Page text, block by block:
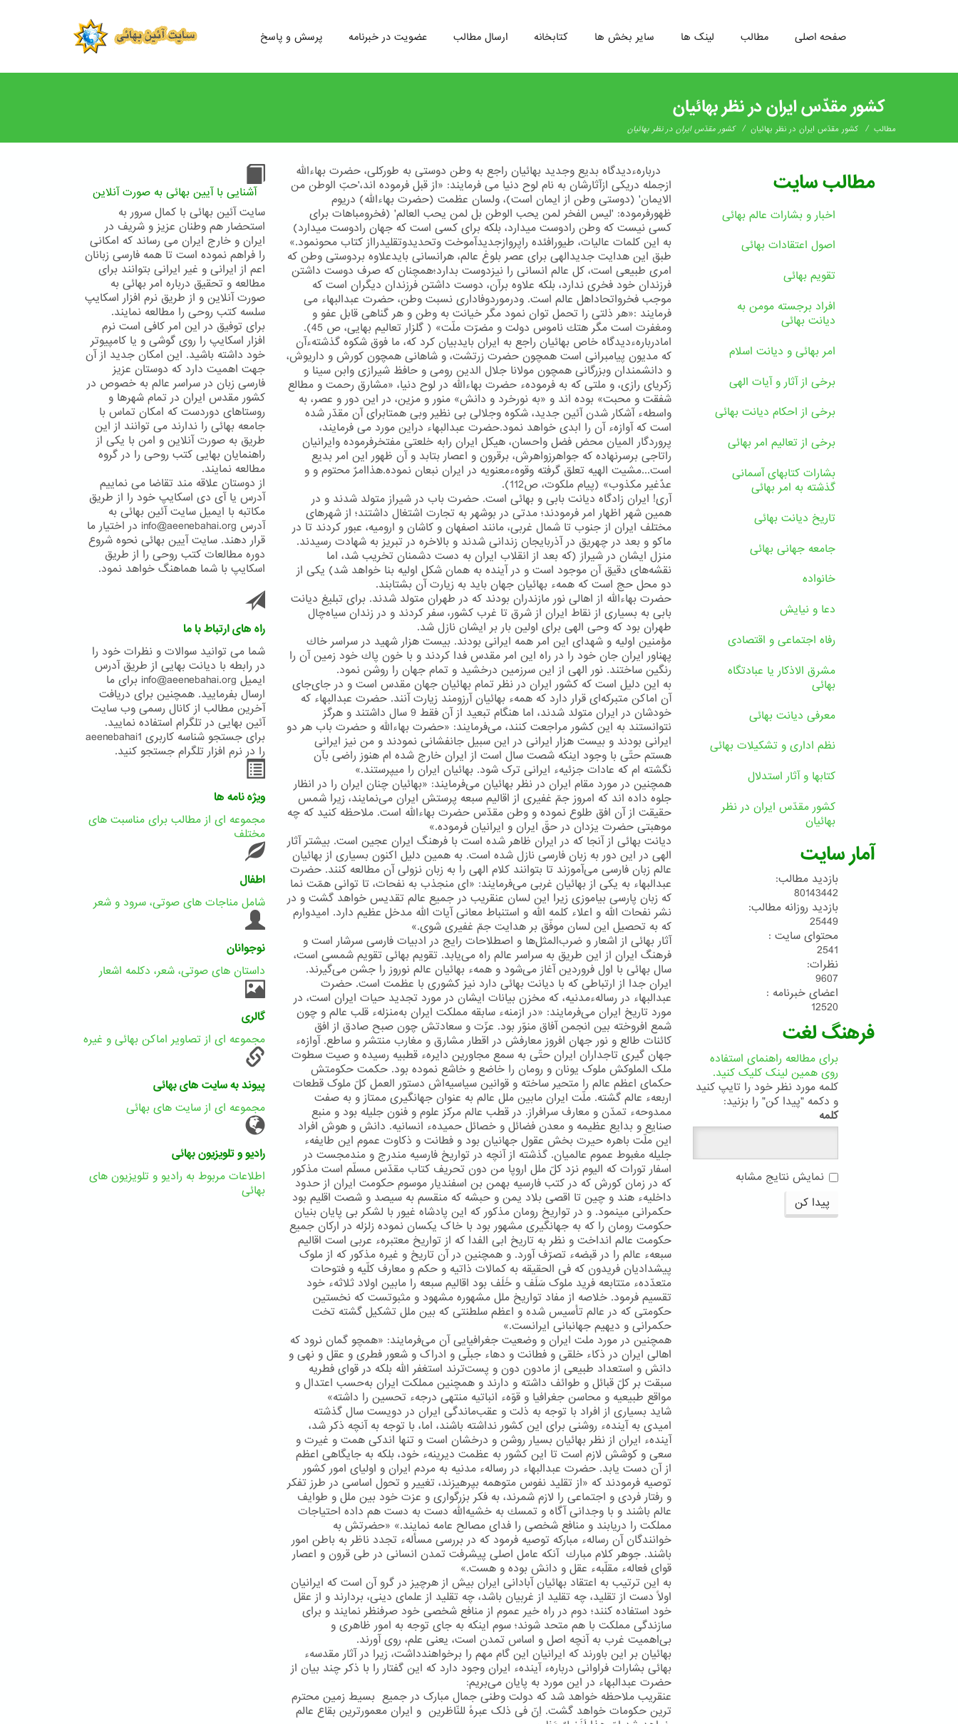
رفتن
پرسش و پاسخ عضویت در خبرنامه ارسال مطالب کتابخانه سایر بخش ها لینک ها مطالب صفحه اصلی
کشور مقدّس ایران در نظر بهائیان
مطالب / کشور مقدّس ایران در نظر بهائیان / کشور مقدّس ایران در نظر بهائیان
دربارهءدیدگاه بدیع وجدید بهائیان راجع به وطن دوستی به طوركلی، حضرت بهاءالله
ازجمله دریكی ازآثارشان به نام لوح دنیا می فرمایند: «از قبل فرموده اند،'حبّ الوطن من
الایمان' (دوستی وطن از ایمان است)، ولسان عظمت (حضرت بهاءالله) دریوم
ظهورفرموده: 'لیس الفخر لمن یحب الوطن بل لمن یحب العالم' (فخرومباهات برای
کسی نیست که وطن رادوست میدارد، بلکه برای کسی است که جهان رادوست میدارد)
به این كلمات عالیات، طیورافئده راپروازجدیدآموخت وتحدیدوتقلیدرااز كتاب محونمود.»
طبق این هدایت جدیدالهی برای عصر بلوغ عالم، هرانسانی بایدعلاوه بردوستی وطن كه
امری طبیعی است، كل عالم انسانی را نیزدوست بدارد؛همچنان كه صرف دوست داشتن
فرزندان خود فخری ندارد، بلكه علاوه برآن، دوست داشتن فرزندان دیگران است كه
موجب فخرواتحاداهل عالم است. ودرموردوفاداری نسبت وطن، حضرت عبدالبهاء می
فرمایند :«هر ذلتی را تحمل توان نمود مگر خیانت به وطن و هر گناهی قابل عفو و
ومغفرت است مگر هتك ناموس دولت و مضرّت ملّت» ( گلزار تعالیم بهایی، ص 45).
امادربارهءدیدگاه خاص بهائیان راجع به ایران بایدبیان كرد كه، ما فوق شكوه گذشتهءآن
كه مدیون پیامبرانی است همچون حضرت زرتشت، و شاهانی همچون كورش و داریوش،
و دانشمندان وبزرگانی همچون مولانا جلال الدین رومی و حافظ شیرازی وابن سینا و
زكریای رازی، و ملتی كه به فرمودهء حضرت بهاءالله در لوح دنیا، «مشارق رحمت و مطالع
شفقت و محبت» بوده اند و «به نورخرد و دانش» منور و مزین، در این دور و عصر، به
واسطهء آشكار شدن آئین جدید، شكوه وجلالی بی نظیر وبی همتابرای آن مقدّر شده
است كه آوازهء آن را ابدی خواهد نمود.حضرت عبدالبهاء دراین مورد می فرمایند،
پروردگار المیان محض فضل واحسان، هیكل ایران رابه خلعتی مفتخرفرموده وایرانیان
راتاجی برسرنهاده كه جواهرزواهرش، برقرون و اعصار بتابد و آن ظهور این امر بدیع
است...مشیت الهیه تعلق گرفته وقوهءمعنویه در ایران نبعان نموده.هذاامرٌ محتوم و و
عدٌغیر مكذوب» (پیام ملكوت، ص112).
آری! ایران زادگاه دیانت بابی و بهائی است. حضرت باب در شیراز متولد شدند و در
همین شهر اظهار امر فرمودند؛ مدتی در بوشهر به تجارت اشتغال داشتند؛ از شهرهای
مختلف ایران از جنوب تا شمال غربی، مانند اصفهان و كاشان و ارومیه، عبور كردند تا در
ماكو و بعد در چهریق در آذربایجان زندانی شدند و بالاخره در تبریز به شهادت رسیدند.
منزل ایشان در شیراز (كه بعد از انقلاب ایران به دست دشمنان تخریب شد، اما
نقشه‌های دقیق آن موجود است و در آینده به همان شكل اولیه بنا خواهد شد) یكی از
دو محل حج است كه همهء بهائیان جهان باید به زیارت آن بشتابند.
حضرت بهاءالله از اهالی نور مازندران بودند كه در طهران متولد شدند. برای تبلیغ دیانت
بابی به بسیاری از نقاط ایران از شرق تا غرب كشور، سفر كردند و در زندان سیاه‌چال
طهران بود كه وحی الهی برای اولین بار بر ایشان نازل شد.
مؤمنین اولیه و شهدای این امر همه ایرانی بودند. بیست هزار شهید در سراسر خاك
پهناور ایران جان خود را در راه این امر مقدس فدا كردند و با خون پاك خود زمین آن را
رنگین ساختند. نور الهی از این سرزمین درخشید و تمام جهان را روشن نمود.
به این دلیل است كه كشور ایران در نظر تمام بهائیان جهان مقدس است و در جای‌جای
آن اماكن متبركه‌ای قرار دارد كه همهء بهائیان آرزومند زیارت آنند. حضرت عبدالبهاء كه
خودشان در ایران متولد شدند، اما هنگام تبعید از آن فقط 9 سال داشتند و هرگز
نتوانستند به این كشور مراجعت كنند، می‌فرمایند: «حضرت بهاءالله و حضرت باب هر دو
ایرانی بودند و بیست هزار ایرانی در این سبیل جانفشانی نمودند و من نیز ایرانی
هستم حتّی با وجود اینکه شصت سال است از ایران خارج شده ام هنوز راضی بآن
نگشته ام که عادات جزئیهء ایرانی ترک شود. بهائیان ایران را میپرستند.»
همچنین در مورد مقام ایران در نظر بهائیان می‌فرمایند: «بهائیان چنان ایران را در انظار
جلوه داده اند که امروز جمّ غفیری از اقالیم سبعه پرستش ایران می‌نمایند، زیرا شمس
حقیقت از آن افق طلوع نموده و وطن مقدّس حضرت بهاءالله است. ملاحظه کنید که چه
موهبتی حضرت یزدان در حقّ ایران و ایرانیان فرموده.»
دیانت بهائی از آنجا كه در ایران ظاهر شده است با فرهنگ ایران عجین است. بیشتر آثار
الهی در این دور به زبان فارسی نازل شده است. به همین دلیل اكنون بسیاری از بهائیان
عالم زبان فارسی می‌آموزند تا بتوانند كلام الهی را به زبان نزولی آن مطالعه كنند. حضرت
عبدالبهاء به یكی از بهائیان غربی می‌فرمایند: «ای منجذب به نفحات، تا توانی همّت نما
که زبان پارسی بیاموزی زیرا این لسان عنقریب در جمیع عالم تقدیس خواهد گشت و در
نشر نفحات الله و اعلاء کلمه الله و استنباط معانی آیات الله مدخل عظیم دارد. امیدوارم
که به تحصیل این لسان موفّق بر هدایت جمّ غفیری شوی.»
آثار بهائی از اشعار و ضرب‌المثل‌ها و اصطلاحات رایج در ادبیات فارسی سرشار است و
فرهنگ ایران از این طریق به سراسر عالم راه می‌یابد. تقویم بهائی تقویم شمسی است،
سال بهائی با اول فروردین آغاز می‌شود و همهء بهائیان عالم نوروز را جشن می‌گیرند.
ایران جدا از ارتباطی كه با دیانت بهائی دارد نیز كشوری با عظمت است. حضرت
عبدالبهاء در رسالهءمدنیه، كه مخزن بیانات ایشان در مورد تجدید حیات ایران است، در
مورد تاریخ ایران می‌فرمایند: «در ازمنهء سابقه مملکت ایران به‌منزلهء قلب عالم و چون
شمع افروخته بین انجمن آفاق منوّر بود. عزّت و سعادتش چون صبح صادق از افق
کائنات طالع و نور جهان افروز معارفش در اقطار مشارق و مغارب منتشر و ساطع. آوازهء
جهان گیری تاجداران ایران حتّی به سمع مجاورین دایرهء قطبیه رسیده و صیت سطوت
ملک الملوکش ملوک یونان و رومان را خاضع و خاشع نموده بود. حکمت حکومتش
حکمای اعظم عالم را متحیر ساخته و قوانین سیاسیه‌اش دستور العمل کلّ ملوک قطعات
اربعهء عالم گشته. ملّت ایران مابین ملل عالم به عنوان جهانگیری ممتاز و به صفت
ممدوحهء تمدّن و معارف سرافراز. در قطب عالم مرکز علوم و فنون جلیله بود و منبع
صنایع و بدایع عظیمه و معدن فضائل و خصائل حمیدهء انسانیه. دانش و هوش افراد
این ملّت باهره حیرت بخش عقول جهانیان بود و فطانت و ذکاوت عموم این طایفهء
جلیله مغبوط عموم عالمیان. گذشته از آنچه در تواریخ فارسیه مندرج و مندمجست در
اسفار تورات که الیوم نزد کلّ ملل اروپا من دون تحریف کتاب مقدّس مسلّم است مذکور
که در زمان کورش که در کتب فارسیه بهمن بن اسفندیار موسوم حکومت ایران از حدود
داخلیهء هند و چین تا اقصی بلاد یمن و حبشه که منقسم به سیصد و شصت اقلیم بود
حکمرانی مینمود. و در تواریخ رومان مذکور که این پادشاه غیور با لشکر بی پایان بنیان
حکومت رومان را که به جهانگیری مشهور بود با خاک یکسان نموده زلزله در ارکان جمیع
حکومت عالم انداخت و نظر به تاریخ ابی الفدا که از تواریخ معتبرهء عربی است اقالیم
سبعهء عالم را در قبضهء تصرّف آورد. و همچنین در آن تاریخ و غیره مذکور که از ملوک
پیشدادیان فریدون که فی الحقیقه به کمالات ذاتیه و حکم و معارف کلّیه و فتوحات
متعدّدهء متتابعه فرید ملوک سَلَف و خَلَف بود اقالیم سبعه را مابین اولاد ثلاثهء خود
تقسیم فرمود. خلاصه از مفاد تواریخ ملل مشهوره مشهود و مثبوتست که نخستین
حکومتی که در عالم تأسیس شده و اعظم سلطنتی که بین ملل تشکیل گشته تخت
حکمرانی و دیهیم جهانبانی ایرانست.»
همچنین در مورد ملت ایران و وضعیت جغرافیایی آن می‌فرمایند: «همچو گمان نرود که
اهالی ایران در ذکاء خلقی و فطانت و دهاء جبلّی و ادراک و شعور فطری و عقل و نهی و
دانش و استعداد طبیعی از مادون دون و پست‌ترند استغفر اللّه بلکه در قوای فطریه
سبقت بر کلّ قبائل و طوائف داشته و دارند و همچنین مملکت ایران به‌حسب اعتدال و
مواقع طبیعیه و محاسن جغرافیا و قوّهء انباتیه منتهی درجهء تحسین را داشته»
شاید بسیاری از افراد با توجه به ذلت و عقب‌ماندگی ایران در دویست سال گذشته
امیدی به آیندهء روشنی برای این كشور نداشته باشند، اما، با توجه به آنچه ذكر شد،
آیندهء ایران از نظر بهائیان بسیار روشن و درخشان است و تنها اندكی همت و غیرت و
سعی و كوشش لازم است تا این كشور به عظمت دیرینهء خود، بلكه به جایگاهی اعظم
از آن دست یابد. حضرت عبدالبهاء در رسالهء مدنیه به مردم ایران و اولیای امور كشور
توصیه فرمودند كه «از تقلید نفوس متوهمه بپرهیزند، تغییر و تحول اساسی در طرز تفكر
و رفتار فردی و اجتماعی را لازم شمرند، به فكر بزرگواری و عزت خود بین ملل و طوایف
عالم باشند و با وجدانی آگاه و تمسك به خشیه‌الله دست به دست هم داده احتیاجات
مملكت را دریابند و منافع شخصی را فدای مصالح عامه نمایند.» «حضرتش به
خوانندگان آن رسالهء مباركه توصیه فرمود كه در بررسی مسألهء تجدد ناظر به باطن امور
باشند. جوهر كلام مبارك آنكه عامل اصلی پیشرفت تمدن انسانی در طی قرون و اعصار
قوای فعالهء مقلّبهء عقل و دانش بوده و هست.»
به این ترتیب به اعتقاد بهائیان آبادانی ایران بیش از هرچیز در گرو آن است كه ایرانیان
اولاً دست از تقلید، چه تقلید از غربیان باشد، چه تقلید از علمای دینی، بردارند و از عقل
خود استفاده كنند؛ دوم در راه خیر عموم از منافع شخصی خود صرفنظر نمایند و برای
سازندگی مملكت با هم متحد شوند؛ سوم اینكه به جای توجه به امور ظاهری و
بی‌اهمیت غرب به آنچه اصل و اساس تمدن است، یعنی علم، روی آورند.
بهائیان بر این باورند كه ایرانیان این گام مهم را برخواهندداشت، زیرا در آثار مقدسهء
بهائی بشارات فراوانی دربارهء آیندهء ایران وجود دارد كه این گفتار را با ذكر چند بیان از
حضرت عبدالبهاء در این مورد به پایان می‌بریم:
عنقریب ملاحظه خواهد شد که دولت وطنی جمال مبارک در جمیع بسیط زمین محترم
ترین حکومات خواهد گشت. اِنّ فی ذلک عبرهً للنّاظرین و ایران معمورترین بقاع عالم
آشنایی با آیین بهائی به صورت آنلاین
سایت آئین بهائی با کمال سرور به
استحضار هم وطنان عزیز و شریف در
ایران و خارج ایران می رساند که امکانی
را فراهم نموده است تا همه فارسی زبانان
اعم از ایرانی و غیر ایرانی بتوانند برای
مطالعه و تحقیق درباره امر بهائی به
صورت آنلاین و از طریق نرم افزار اسکایپ
سلسه کتب روحی را مطالعه نمایند.
برای توفیق در این امر کافی است نرم
افزار اسکایپ را روی گوشی و یا کامپیوتر
خود داشته باشید. این امکان جدید از آن
جهت اهمیت دارد که دوستان عزیز
فارسی زبان در سراسر عالم به خصوص در
کشور مقدس ایران در تمام شهرها و
روستاهای دوردست که امکان تماس با
جامعه بهائی را ندارند می توانند از این
طریق به صورت آنلاین و امن با یکی از
راهنمایان بهایی کتب روحی را در گروه
مطالعه نمایند.
از دوستان علاقه مند تقاضا می نماییم
آدرس یا آی دی اسکایپ خود را از طریق
مکاتبه با ایمیل سایت آئین بهائی به
آدرس info@aeenebahai.org در اختیار ما
قرار دهند. سایت آیین بهائی نحوه شروع
دوره مطالعات کتب روحی را از طریق
اسکایپ با شما هماهنگ خواهد نمود.
راه های ارتباط با ما
شما می توانید سوالات و نظرات خود را
در رابطه با دیانت بهایی از طریق آدرس
ایمیل info@aeenebahai.org برای ما
ارسال بفرمایید. همچنین برای دریافت
آخرین مطالب از کانال رسمی وب سایت
آئین بهایی در تلگرام استفاده نمایید.
برای جستجو شناسه کاربری aeenebahai1
را در نرم افزار تلگرام جستجو کنید.
ویژه نامه ها
مجموعه ای از مطالب برای مناسبت های
مختلف
اطفال
شامل مناجات های صوتی، سرود و شعر
نوجوانان
داستان های صوتی، شعر، دکلمه اشعار
گالری
مجموعه ای از تصاویر اماکن بهائی و غیره
پیوند به سایت های بهائی
مجموعه ای از سایت های بهائی
رادیو و تلویزیون بهائی
اطلاعات مربوط به رادیو و تلویزیون های
بهائی
مطالب سایت
اخبار و بشارات عالم بهائى
اصول اعتقادات بهائی
تقویم بهائی
افراد برجسته مومن به
دیانت بهائی
امر بهائی و دیانت اسلام
برخی از آثار و آیات الهی
برخی از احکام دیانت بهائی
برخی از تعالیم امر بهائی
بشارات کتابهای آسمانی
گذشته به امر بهائی
تاریخ دیانت بهائی
جامعه جهانی بهائی
خانواده
دعا و نیایش
رفاه اجتماعی و اقتصادی
مشرق الاذکار یا عبادتگاه
بهائی
معرفی دیانت بهائی
نظم اداری و تشکیلات بهائی
کتابها و آثار استدلال
کشور مقدّس ایران در نظر
بهائیان
آمار سایت
بازدید مطالب:
80143442
بازدید روزانه مطالب:
25449
محتوای سایت :
2541
نظرات:
9607
اعضای خبرنامه :
12520
فرهنگ لغت
برای مطالعه راهنمای استفاده
روی همین لینک کلیک کنید.
کلمه مورد نظر خود را تایپ کنید
و دکمه "پیدا کن" را بزنید:
کلمه
نمایش نتایج مشابه
پیدا کن